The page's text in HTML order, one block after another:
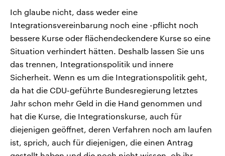
Ich glaube nicht, dass weder eine
Integrationsvereinbarung noch eine -pflicht noch
bessere Kurse oder flächendeckendere Kurse so eine
Situation verhindert hätten. Deshalb lassen Sie uns
das trennen, Integrationspolitik und innere
Sicherheit. Wenn es um die Integrationspolitik geht,
da hat die CDU-geführte Bundesregierung letztes
Jahr schon mehr Geld in die Hand genommen und
hat die Kurse, die Integrationskurse, auch für
diejenigen geöffnet, deren Verfahren noch am laufen
ist, sprich, auch für diejenigen, die einen Antrag